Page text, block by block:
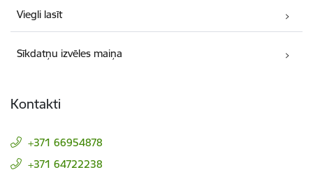
Viegli lasīt
Sīkdatņu izvēles maiņa
Kontakti
+371 66954878
+371 64722238